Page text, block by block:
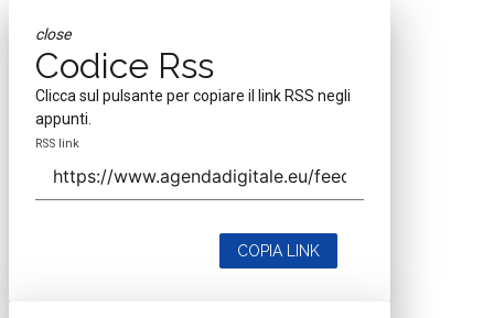
close
Codice Rss
Clicca sul pulsante per copiare il link RSS negli
appunti.
RSS link
COPIA LINK